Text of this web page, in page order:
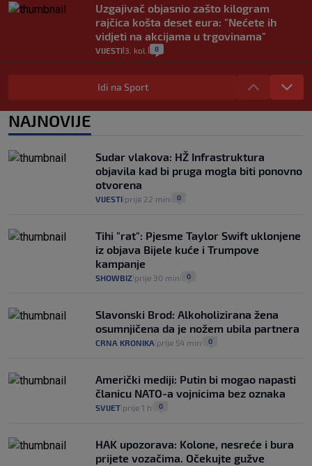
Uzgajivač objasnio zašto kilogram
rajčica košta deset eura: "Nećete ih
vidjeti na akcijama u trgovinama"
VIJESTI 3. kol. 8
Selidba je jedno od stresnijih iskustava.
Evo aktualnih cijena i nekoliko savjeta
0
automobilom na Hvar iz Zagreba, a
koliko iz Osijeka
VIJESTI 14
Idi na Sport
NAJNOVIJE
Sudar vlakova: HŽ Infrastruktura
objavila kad bi pruga mogla biti ponovno
otvorena
VIJESTI prije 22 min 0
Tihi "rat": Pjesme Taylor Swift uklonjene
iz objava Bijele kuće i Trumpove
kampanje
SHOWBIZ prije 30 min 0
Slavonski Brod: Alkoholizirana žena
osumnjičena da je nožem ubila partnera
CRNA KRONIKA prije 54 min 0
Američki mediji: Putin bi mogao napasti
članicu NATO-a vojnicima bez oznaka
SVIJET prije 1 h 0
HAK upozorava: Kolone, nesreće i bura
prijete vozačima. Očekujte gužve